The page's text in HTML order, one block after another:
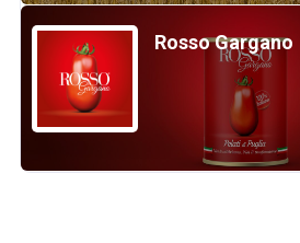
Rosso Gargano